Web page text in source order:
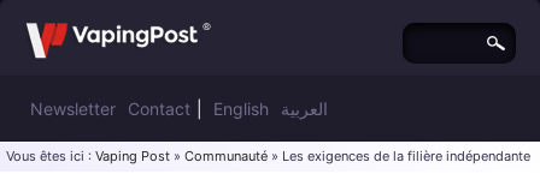
Newsletter Contact English العربية
Vous êtes ici : Vaping Post » Communauté » Les exigences de la filière indépendante